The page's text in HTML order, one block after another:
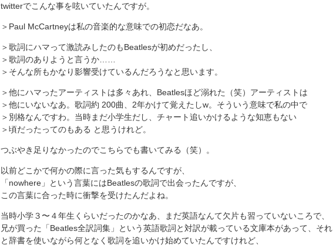
twitterでこんな事を呟いていたんですが。
＞Paul McCartneyは私の音楽的な意味での初恋だなあ。
＞歌詞にハマって激読みしたのもBeatlesが初めだったし、
＞歌詞のありようと言うか……
＞そんな所もかなり影響受けているんだろうなと思います。
＞他にハマったアーティストは多々あれ、Beatlesほど溺れた（笑）アーティストは
＞他にいないなあ。歌詞約 200曲、2年かけて覚えたしw。そういう意味で私の中で
＞別格なんですわ。当時まだ小学生だし、チャート追いかけるような知恵もない
＞頃だったってのもある と思うけれど。
つぶやき足りなかったのでこちらでも書いてみる（笑）。
以前どこかで何かの際に言った気もするんですが、
「nowhere」という言葉にはBeatlesの歌詞で出会ったんですが、
この言葉に合った時に衝撃を受けたんだよね。
当時小学３〜４年生くらいだったのかなあ、まだ英語なんて欠片も習っていないころで、
兄が買った「Beatles全訳詞集」という英語歌詞と対訳が載っている文庫本があって、それ
と辞書を使いながら何となく歌詞を追いかけ始めていたんですけれど、